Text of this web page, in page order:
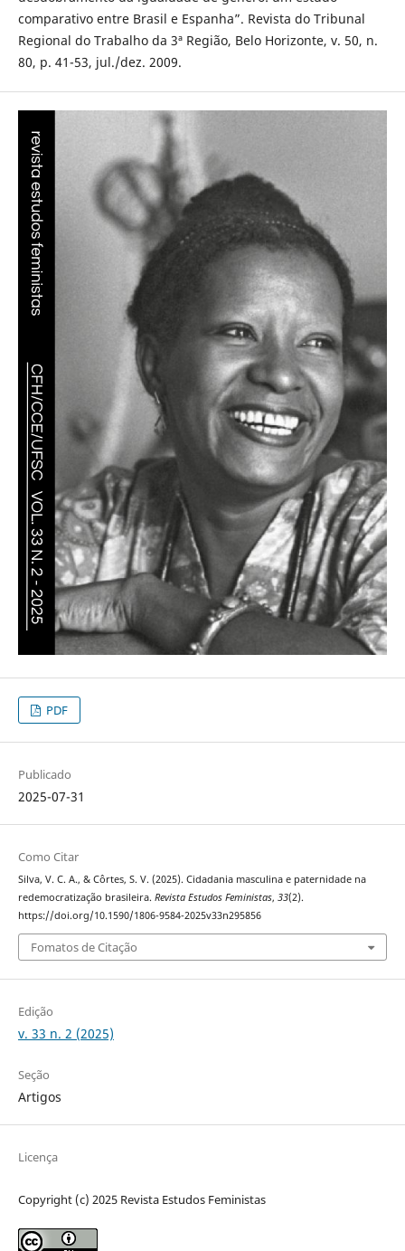
comparativo entre Brasil e Espanha”. Revista do Tribunal
Regional do Trabalho da 3ª Região, Belo Horizonte, v. 50, n.
80, p. 41-53, jul./dez. 2009.
PDF
Publicado
2025-07-31
Como Citar
Silva, V. C. A., & Côrtes, S. V. (2025). Cidadania masculina e paternidade na
redemocratização brasileira. Revista Estudos Feministas, 33(2).
https://doi.org/10.1590/1806-9584-2025v33n295856
Fomatos de Citação
Edição
v. 33 n. 2 (2025)
Seção
Artigos
Licença
Copyright (c) 2025 Revista Estudos Feministas